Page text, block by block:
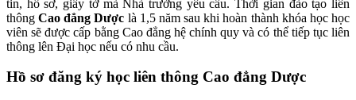
tin, hồ sơ, giấy tờ mà Nhà trường yêu cầu. Thời gian đào tạo liên
thôngCao đẳng Dược là 1,5 năm sau khi hoàn thành khóa học học
viên sẽ được cấp bằng Cao đẳng hệ chính quy và có thể tiếp tục liên
thông lên Đại học nếu có nhu cầu.
Hồ sơ đăng ký học liên thông Cao đẳng Dược